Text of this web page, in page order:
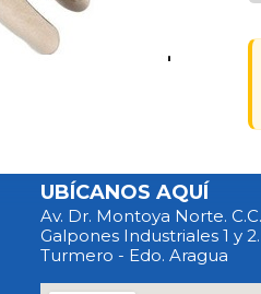
UBÍCANOS AQUÍ
Av. Dr. Montoya Norte.
Galpones Industriales 1 y 2.
Turmero - Edo. Aragua